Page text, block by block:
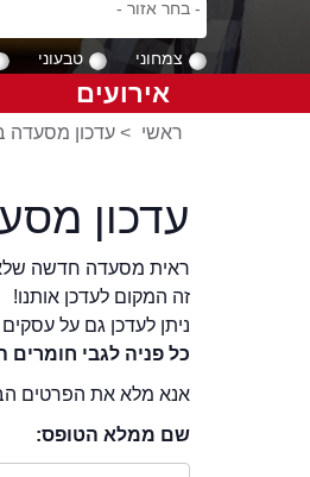
צמחוני טבעוני
אירועים
ראשי > עדכון מסעדה
עדכון
ראית מסעדה חדשה
זה המקום לעדכן אותנו!
ניתן לעדכן גם על
כל פניה לגבי חומרים
אנא מלא את הפרטים
שם ממלא הטופס: